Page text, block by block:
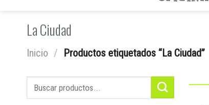
La Ciudad
Inicio / Productos etiquetados “La Ciudad”